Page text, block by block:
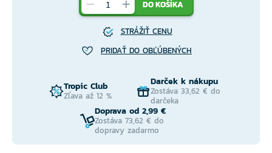
DO KOŠÍKA
STRÁŽIŤ CENU
PRIDAŤ DO OBĽÚBENÝCH
Tropic Club
Zľava až 12 %
Darček k nákupu
Zostáva 33,62 € do
darčeka
Doprava od 2,99 €
Zostáva 73,62 € do
dopravy zadarmo